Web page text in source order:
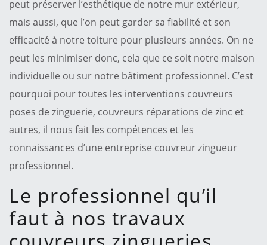
peut préserver l’esthétique de notre mur extérieur,
mais aussi, que l’on peut garder sa fiabilité et son
efficacité à notre toiture pour plusieurs années. On ne
peut les minimiser donc, cela que ce soit notre maison
individuelle ou sur notre bâtiment professionnel. C’est
pourquoi pour toutes les interventions couvreurs
poses de zinguerie, couvreurs réparations de zinc et
autres, il nous fait les compétences et les
connaissances d’une entreprise couvreur zingueur
professionnel.
Le professionnel qu’il
faut à nos travaux